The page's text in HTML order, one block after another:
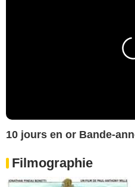
10 jours en or Bande-
Filmographie